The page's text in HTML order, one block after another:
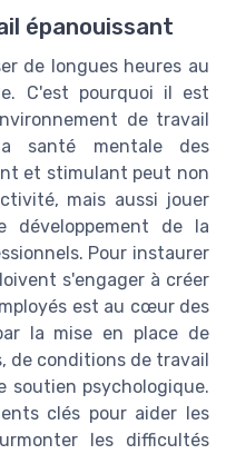
épanouissant
de longues heures au
C'est pourquoi il est
de travail
santé mentale des
et stimulant peut non
mais aussi jouer
développement de la
Pour instaurer
s'engager à créer
est au cœur des
la mise en place de
de conditions de travail
soutien psychologique.
clés pour aider les
les difficultés